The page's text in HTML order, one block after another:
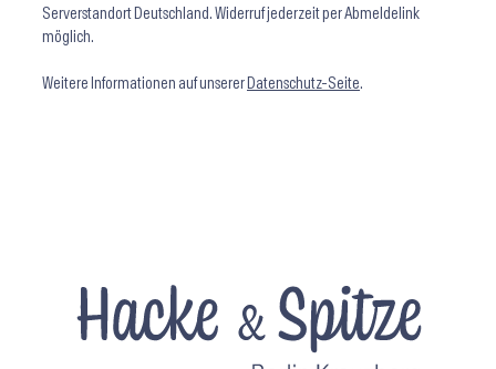
Serverstandort Deutschland. Widerruf jederzeit per Abmeldelink
möglich.
Weitere Informationen auf unserer Datenschutz-Seite.